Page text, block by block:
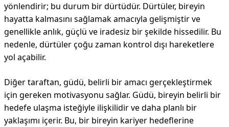
yönlendirir; bu durum bir dürtüdür. Dürtüler, bireyin
hayatta kalmasını sağlamak amacıyla gelişmiştir ve
genellikle anlık, güçlü ve iradesiz bir şekilde hissedilir. Bu
nedenle, dürtüler çoğu zaman kontrol dışı hareketlere
yol açabilir.
Diğer taraftan, güdü, belirli bir amacı gerçekleştirmek
için gereken motivasyonu sağlar. Güdü, bireyin belirli bir
hedefe ulaşma isteğiyle ilişkilidir ve daha planlı bir
yaklaşımı içerir. Bu, bir bireyin kariyer hedeflerine